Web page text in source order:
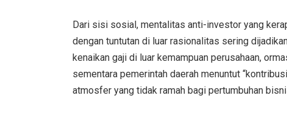
Dari sisi sosial, mentalitas anti-investor yang
dengan tuntutan di luar rasionalitas sering
kenaikan gaji di luar kemampuan perusahaan,
sementara pemerintah daerah menuntut
atmosfer yang tidak ramah bagi pertumbuhan